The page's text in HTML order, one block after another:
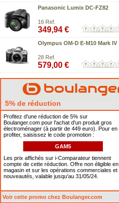
Panasonic Lumix DC-FZ82
16 Ref.
349,94 €
Olympus OM-D E-M10 Mark IV
28 Ref.
579,00 €
5% de réduction
Profitez d'une réduction de 5% sur
Boulanger.com pour l'achat d'un produit gros
électroménager (à partir de 449 euro). Pour en
profiter, saisissez le code promotion :
GAM5
Les prix affichés sur i-Comparateur tiennent
compte de cette réduction. Offre non éligible en
magasin et sur les opérations commerciales et
nouveautés, valable jusqu'au 31/05/24.
Voir cette promo chez Boulanger.com